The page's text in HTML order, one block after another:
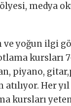
medya
yoğun ilgi
kursları
piyano,
Her
kursları